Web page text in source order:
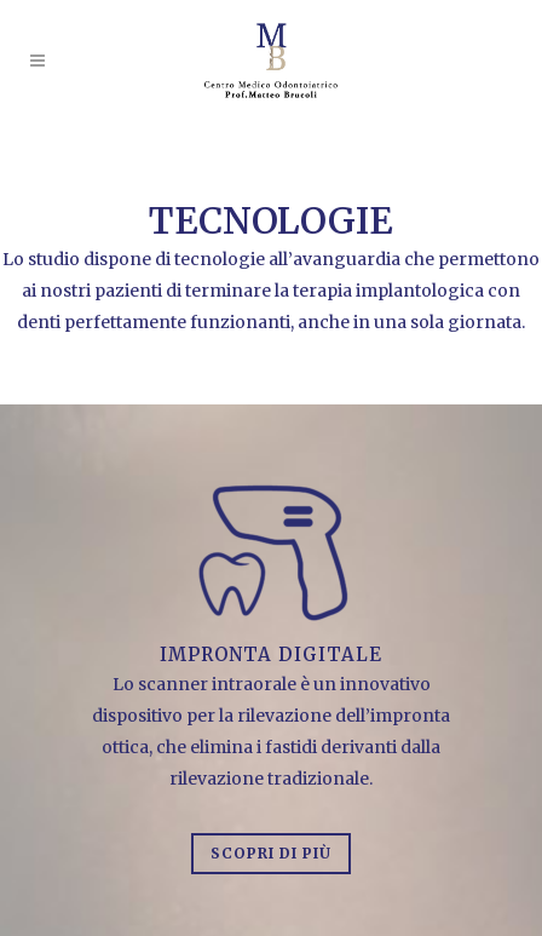
TECNOLOGIE
Lo studio dispone di tecnologie all’avanguardia che permettono
ai nostri pazienti di terminare la terapia implantologica con
denti perfettamente funzionanti, anche in una sola giornata.
IMPRONTA DIGITALE
Lo scanner intraorale è un innovativo
dispositivo per la rilevazione dell’impronta
ottica, che elimina i fastidi derivanti dalla
rilevazione tradizionale.
SCOPRI DI PIÙ